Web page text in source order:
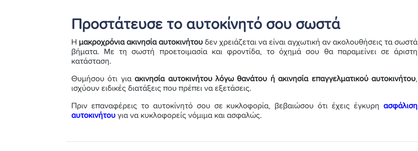
Προστάτευσε το αυτοκίνητό σου σωστά
Η μακροχρόνια ακινησία αυτοκινήτου δεν χρειάζεται να είναι αγχωτική αν ακολουθήσεις τα σωστά
βήματα. Με τη σωστή προετοιμασία και φροντίδα, το όχημά σου θα παραμείνει σε άριστη
κατάσταση.
Θυμήσου ότι γιαακινησία αυτοκινήτου λόγω θανάτου ή ακινησία επαγγελματικού αυτοκινήτου
ισχύουν ειδικές διατάξεις που πρέπει να εξετάσεις.
Πριν επαναφέρεις το αυτοκίνητό σου σε κυκλοφορία, βεβαιώσου ότι έχεις έγκυρη ασφάλιση
αυτοκινήτου για να κυκλοφορείς νόμιμα και ασφαλώς.